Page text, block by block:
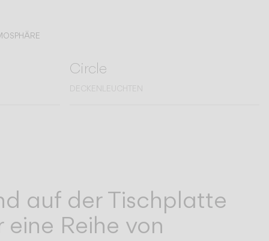
Circle
DECKENLEUCHTEN
auf der Tischplatte
Reihe von